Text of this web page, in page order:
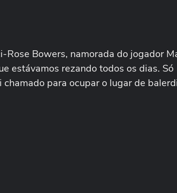
Bowers, namorada do jogador
estávamos rezando todos os dias. Só
para ocupar o lugar de